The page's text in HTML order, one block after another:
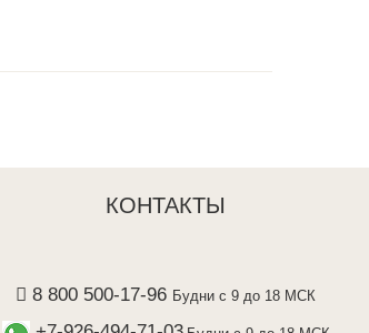
КОНТАКТЫ
8 800 500-17-96 Будни с 9 до 18 МСК